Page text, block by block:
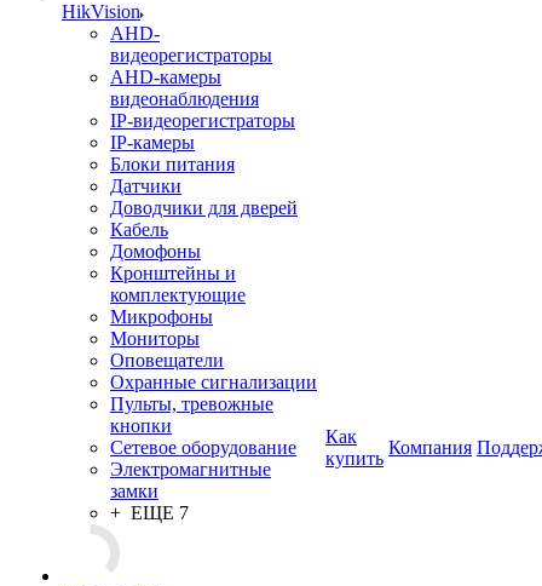
HikVision
AHD-
видеорегистраторы
AHD-камеры
видеонаблюдения
IP-видеорегистраторы
IP-камеры
Блоки питания
Датчики
Доводчики для дверей
Кабель
Домофоны
Кронштейны и
комплектующие
Микрофоны
Мониторы
Оповещатели
Охранные сигнализации
Пульты, тревожные
кнопки
Сетевое оборудование
Электромагнитные
замки
+ ЕЩЕ 7
Как
купить
Компания